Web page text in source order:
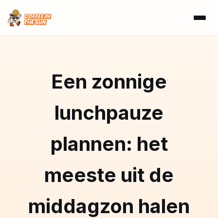
Een zonnige
lunchpauze
plannen: het
meeste uit de
middagzon halen